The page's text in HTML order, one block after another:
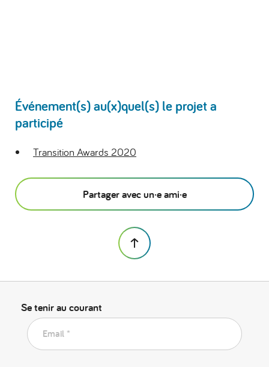
Événement(s) au(x)quel(s) le projet a
participé
Transition Awards 2020
Partager avec un·e ami·e
Se tenir au courant
Email *